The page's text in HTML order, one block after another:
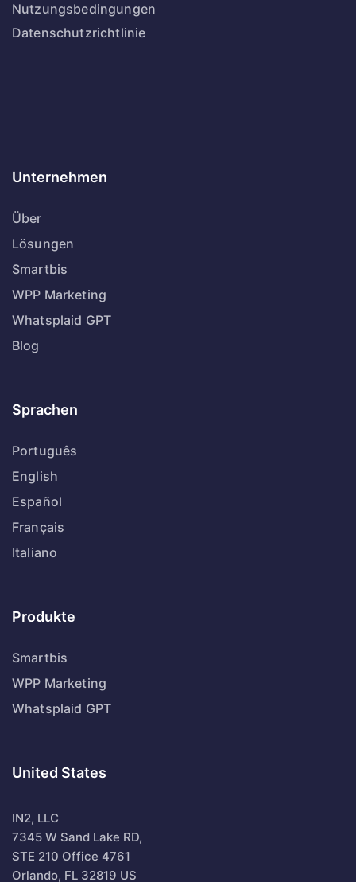
Nutzungsbedingungen
Datenschutzrichtlinie
Unternehmen
Über
Lösungen
Smartbis
WPP Marketing
Whatsplaid GPT
Blog
Sprachen
Português
English
Español
Français
Italiano
Produkte
Smartbis
WPP Marketing
Whatsplaid GPT
United States
IN2, LLC
7345 W Sand Lake RD,
STE 210 Office 4761
Orlando, FL 32819 US